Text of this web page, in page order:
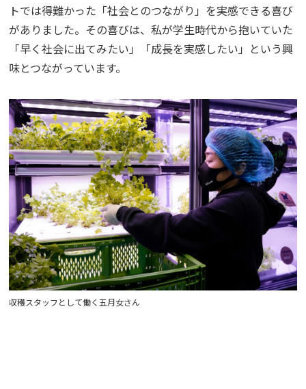
トでは得難かった「社会とのつながり」を実感できる喜び
がありました。その喜びは、私が学生時代から抱いていた
「早く社会に出てみたい」「成長を実感したい」という興
味とつながっています。
収穫スタッフとして働く五月女さん